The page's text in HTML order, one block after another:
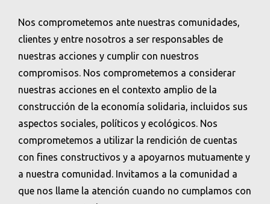
Nos comprometemos ante nuestras comunidades,
clientes y entre nosotros a ser responsables de
nuestras acciones y cumplir con nuestros
compromisos. Nos comprometemos a considerar
nuestras acciones en el contexto amplio de la
construcción de la economía solidaria, incluidos sus
aspectos sociales, políticos y ecológicos. Nos
comprometemos a utilizar la rendición de cuentas
con fines constructivos y a apoyarnos mutuamente y
a nuestra comunidad. Invitamos a la comunidad a
que nos llame la atención cuando no cumplamos con